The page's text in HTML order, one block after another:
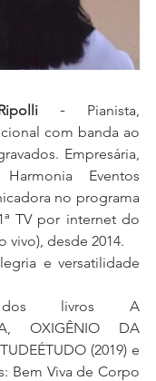
-
Pianista,
com banda ao
Empresária,
Eventos
no programa
TV por internet do
vivo), desde 2014.
e versatilidade
livros A
OXIGÊNIO DA
(2019) e
Bem Viva de Corpo